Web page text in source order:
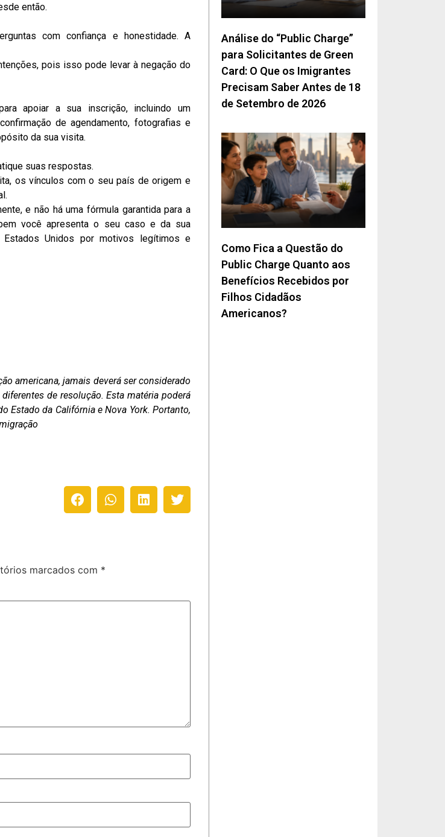
então.
com confiança e honestidade. A
pois isso pode levar à negação do
apoiar a sua inscrição, incluindo um
de agendamento, fotografias e
da sua visita.
suas respostas.
os vínculos com o seu país de origem e
e não há uma fórmula garantida para a
você apresenta o seu caso e da sua
Unidos por motivos legítimos e
americana, jamais deverá ser considerado
de resolução. Esta matéria poderá
Estado da Califórnia e Nova York. Portanto,
marcados com *
Análise do “Public Charge”
para Solicitantes de Green
Card: O Que os Imigrantes
Precisam Saber Antes de 18
de Setembro de 2026
Como Fica a Questão do
Public Charge Quanto aos
Benefícios Recebidos por
Filhos Cidadãos
Americanos?